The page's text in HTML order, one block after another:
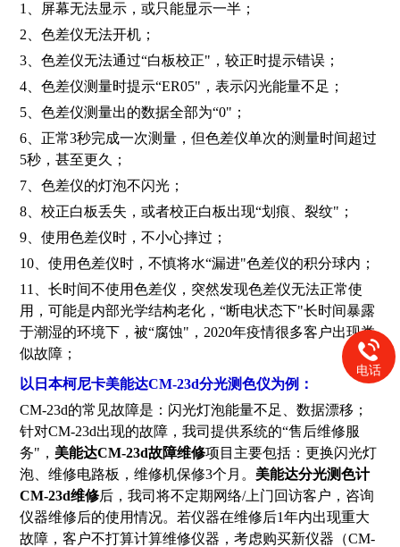
1、屏幕无法显示，或只能显示一半；
2、色差仪无法开机；
3、色差仪无法通过“白板校正"，较正时提示错误；
4、色差仪测量时提示“ER05"，表示闪光能量不足；
5、色差仪测量出的数据全部为“0"；
6、正常3秒完成一次测量，但色差仪单次的测量时间超过
5秒，甚至更久；
7、色差仪的灯泡不闪光；
8、校正白板丢失，或者校正白板出现“划痕、裂纹"；
9、使用色差仪时，不小心摔过；
10、使用色差仪时，不慎将水“漏进"色差仪的积分球内；
11、长时间不使用色差仪，突然发现色差仪无法正常使
用，可能是内部光学结构老化，“断电状态下"长时间暴露
于潮湿的环境下，被“腐蚀"，2020年疫情很多客户出现类
似故障；
以日本柯尼卡美能达CM-23d分光测色仪为例：
CM-23d的常见故障是：闪光灯泡能量不足、数据漂移；
针对CM-23d出现的故障，我司提供系统的“售后维修服
务"， 美能达CM-23d故障维修项目主要包括：更换闪光灯
泡、维修电路板，维修机保修3个月。 美能达分光测色计
CM-23d维修后，我司将不定期网络/上门回访客户，咨询
仪器维修后的使用情况。若仪器在维修后1年内出现重大
故障，客户不打算计算维修仪器，考虑购买新仪器（CM-
电话